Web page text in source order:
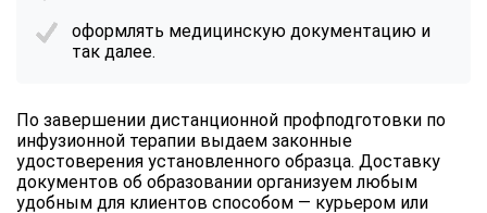
оформлять медицинскую документацию и
так далее.
По завершении дистанционной профподготовки по
инфузионной терапии выдаем законные
удостоверения установленного образца. Доставку
документов об образовании организуем любым
удобным для клиентов способом — курьером или